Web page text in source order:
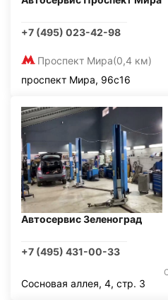
+7 (495) 023-42-98
Проспект Мира(0,4 км)
проспект Мира, 96с16
Автосервис Зеленоград
+7 (495) 431-00-33
Сосновая аллея, 4, стр. 3